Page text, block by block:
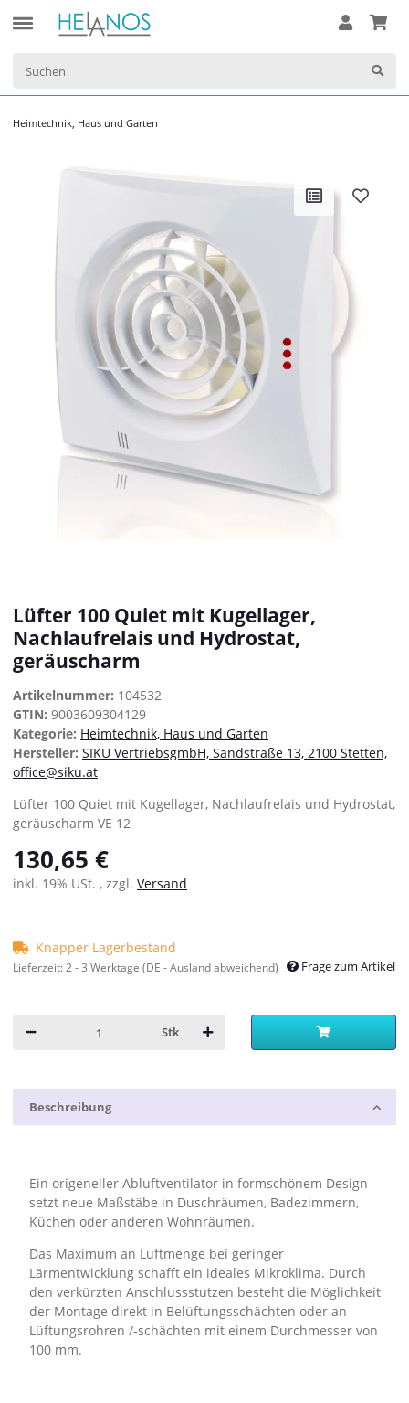
Heimtechnik, Haus und Garten
Lüfter 100 Quiet mit Kugellager,
Nachlaufrelais und Hydrostat,
geräuscharm
Artikelnummer: 104532
GTIN: 9003609304129
Kategorie: Heimtechnik, Haus und Garten
Hersteller: SIKU VertriebsgmbH, Sandstraße 13, 2100 Stetten,
office@siku.at
Lüfter 100 Quiet mit Kugellager, Nachlaufrelais und Hydrostat,
geräuscharm VE 12
130,65 €
inkl. 19% USt. , zzgl. Versand
Knapper Lagerbestand
Lieferzeit:2 - 3 Werktage (DE - Ausland abweichend) Frage zum Artikel
Stk
Beschreibung
Ein origeneller Abluftventilator in formschönem Design
setzt neue Maßstäbe in Duschräumen, Badezimmern,
Küchen oder anderen Wohnräumen.
Das Maximum an Luftmenge bei geringer
Lärmentwicklung schafft ein ideales Mikroklima. Durch
den verkürzten Anschlussstutzen besteht die Möglichkeit
der Montage direkt in Belüftungsschächten oder an
Lüftungsrohren /-schächten mit einem Durchmesser von
100 mm.